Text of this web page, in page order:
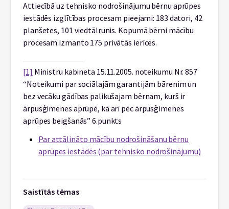
Attiecībā uz tehnisko nodrošinājumu bērnu aprūpes
iestādēs izglītības procesam pieejami: 183 datori, 42
planšetes, 101 viedtālrunis. Kopumā bērni mācību
procesam izmanto 175 privātās ierīces.
[1] Ministru kabineta 15.11.2005. noteikumu Nr. 857
“Noteikumi par sociālajām garantijām bārenim un
bez vecāku gādības palikušajam bērnam, kurš ir
ārpusģimenes aprūpē, kā arī pēc ārpusģimenes
aprūpes beigšanās” 6.punkts
Par attālināto mācību nodrošināšanu bērnu
aprūpes iestādēs (par tehnisko nodrošinājumu)
Saistītās tēmas